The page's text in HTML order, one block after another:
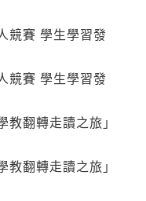
競賽 學生學習發
競賽 學生學習發
教翻轉走讀之旅」
教翻轉走讀之旅」